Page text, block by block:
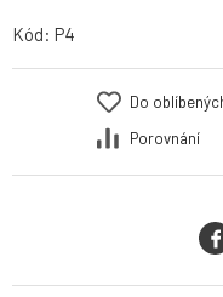
Kód: P4
Do
Porovnání